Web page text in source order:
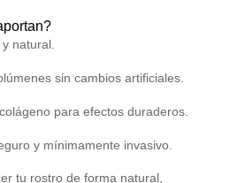
natural.
sin cambios artificiales.
para efectos duraderos.
y mínimamente invasivo.
tu rostro de forma natural,